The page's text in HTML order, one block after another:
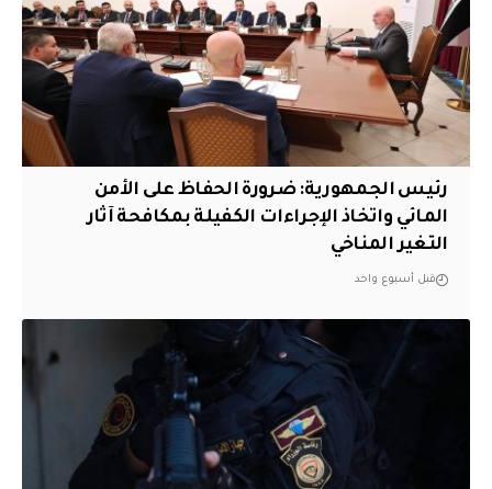
رئيس الجمهورية: ضرورة الحفاظ على الأمن
المائي واتخاذ الإجراءات الكفيلة بمكافحة آثار
التغير المناخي
قبل أسبوع واحد